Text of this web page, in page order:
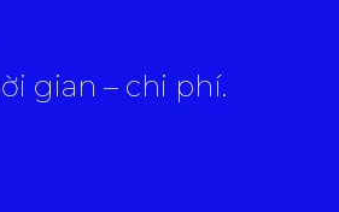
gian – chi phí.